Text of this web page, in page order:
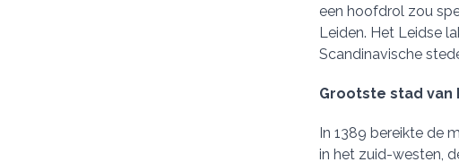
een hoofdrol zou
Leiden. Het Leidse
Scandinavische
Grootste stad van
In 1389 bereikte de
in het zuid-westen,